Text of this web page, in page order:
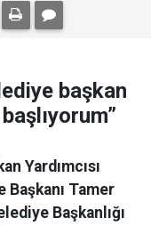
başkan
Yardımcısı
Başkanı Tamer
Başkanlığı